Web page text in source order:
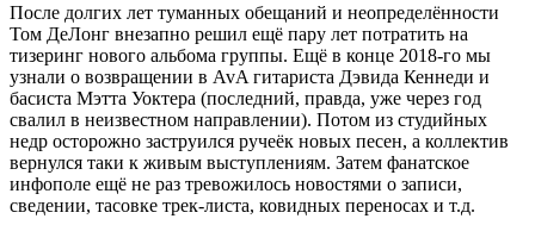
После долгих лет туманных обещаний и неопределённости
Том ДеЛонг внезапно решил ещё пару лет потратить на
тизеринг нового альбома группы. Ещё в конце 2018-го мы
узнали о возвращении в AvA гитариста Дэвида Кеннеди и
басиста Мэтта Уоктера (последний, правда, уже через год
свалил в неизвестном направлении). Потом из студийных
недр осторожно заструился ручеёк новых песен, а коллектив
вернулся таки к живым выступлениям. Затем фанатское
инфополе ещё не раз тревожилось новостями о записи,
сведении, тасовке трек-листа, ковидных переносах и т.д.